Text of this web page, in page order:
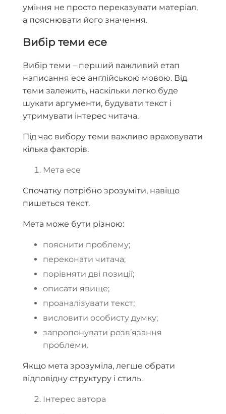
уміння не просто переказувати матеріал,
а пояснювати його значення.
Вибір теми есе
Вибір теми – перший важливий етап
написання есе англійською мовою. Від
теми залежить, наскільки легко буде
шукати аргументи, будувати текст і
утримувати інтерес читача.
Під час вибору теми важливо враховувати
кілька факторів.
Мета есе
Спочатку потрібно зрозуміти, навіщо
пишеться текст.
Мета може бути різною:
пояснити проблему;
переконати читача;
порівняти дві позиції;
описати явище;
проаналізувати текст;
висловити особисту думку;
запропонувати розв’язання
проблеми.
Якщо мета зрозуміла, легше обрати
відповідну структуру і стиль.
Інтерес автора